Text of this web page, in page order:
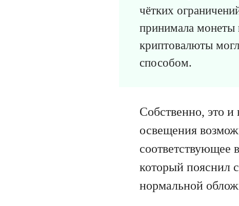
чётких
принимала монеты
криптовалюты
способом.
Собственно, это и
освещения
соответствующее
который пояснил
нормальной